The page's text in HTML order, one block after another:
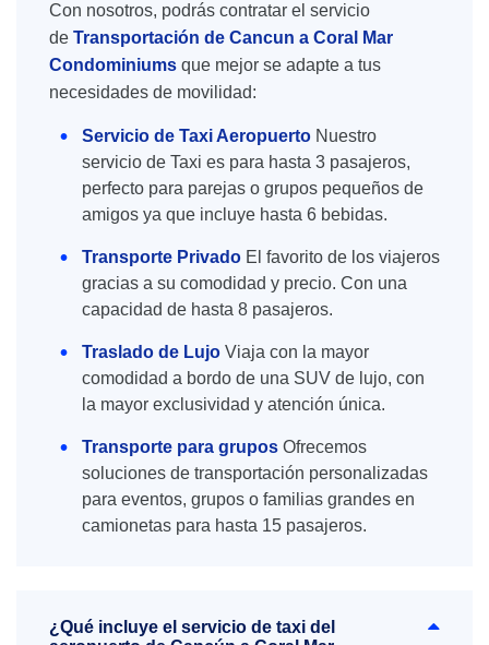
Con nosotros, podrás contratar el servicio
de Transportación de Cancun a Coral Mar
Condominiums que mejor se adapte a tus
necesidades de movilidad:
Servicio de Taxi Aeropuerto Nuestro
servicio de Taxi es para hasta 3 pasajeros,
perfecto para parejas o grupos pequeños de
amigos ya que incluye hasta 6 bebidas.
Transporte Privado El favorito de los viajeros
gracias a su comodidad y precio. Con una
capacidad de hasta 8 pasajeros.
Traslado de Lujo Viaja con la mayor
comodidad a bordo de una SUV de lujo, con
la mayor exclusividad y atención única.
Transporte para grupos Ofrecemos
soluciones de transportación personalizadas
para eventos, grupos o familias grandes en
camionetas para hasta 15 pasajeros.
¿Qué incluye el servicio de taxi del